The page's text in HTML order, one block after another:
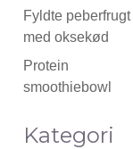
Fyldte peberfrugt
med oksekød
Protein
smoothiebowl
Kategori